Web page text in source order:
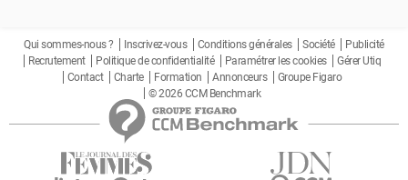
Qui sommes-nous ? Inscrivez-vous Conditions générales Société
Publicité
Recrutement
Politique de confidentialité Paramétrer les cookies
Gérer Utiq
Contact
Charte Formation Annonceurs
Groupe Figaro
© 2026 CCM Benchmark